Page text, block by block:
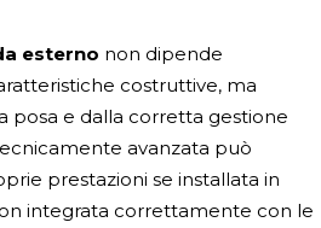
esterno non dipende
costruttive, ma
posa e dalla corretta gestione
avanzata può
prestazioni se installata in
integrata correttamente con le